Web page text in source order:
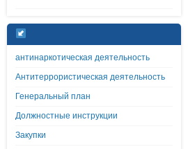
антинаркотическая деятельность
Антитеррористическая деятельность
Генеральный план
Должностные инструкции
Закупки